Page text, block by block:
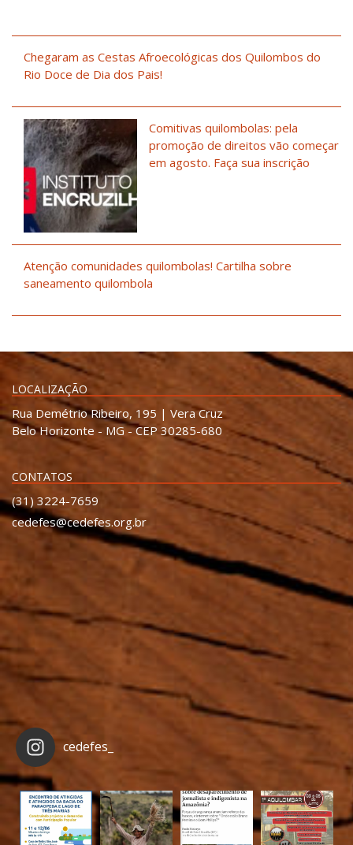
Chegaram as Cestas Afroecológicas dos Quilombos do
Rio Doce de Dia dos Pais!
Comitivas quilombolas: pela
promoção de direitos vão começar
em agosto. Faça sua inscrição
Atenção comunidades quilombolas! Cartilha sobre
saneamento quilombola
LOCALIZAÇÃO
Rua Demétrio Ribeiro, 195 | Vera Cruz
Belo Horizonte - MG - CEP 30285-680
CONTATOS
(31) 3224-7659
cedefes@cedefes.org.br
cedefes_